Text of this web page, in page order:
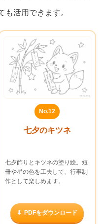
も活用できます。
No.12
七夕のキツネ
七夕飾りとキツネの塗り絵。短
冊や星の色を工夫して、行事制
作として楽しめます。
PDFをダウンロード